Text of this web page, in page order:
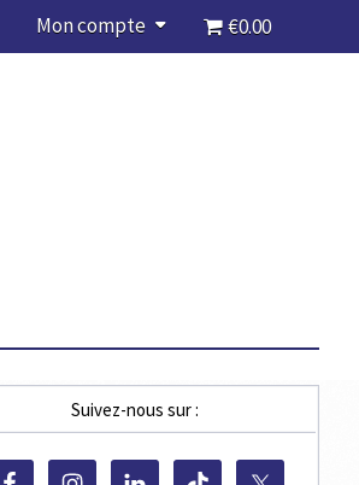
Mon compte €0.00
Suivez-nous sur :